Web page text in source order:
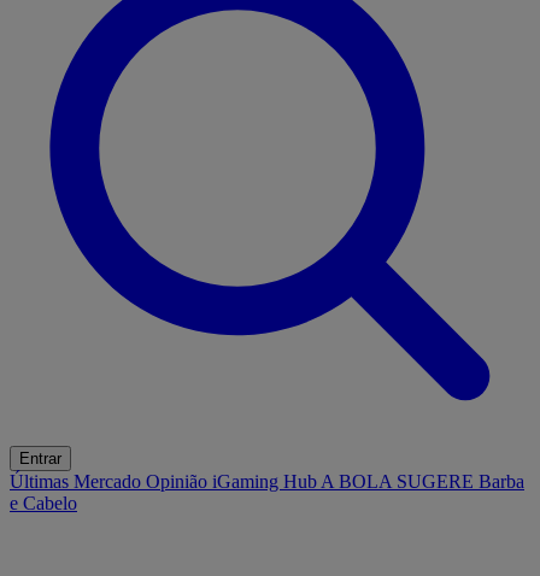
Entrar
Últimas Mercado Opinião iGaming Hub A BOLA SUGERE Barba
e Cabelo